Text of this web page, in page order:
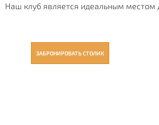
Наш клуб является идеальным местом
ЗАБРОНИРОВАТЬ СТОЛИК